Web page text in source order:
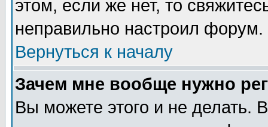
этом, если же нет, то
неправильно настроил форум.
Вернуться к началу
Зачем мне вообще нужно
Вы можете этого и не делать.